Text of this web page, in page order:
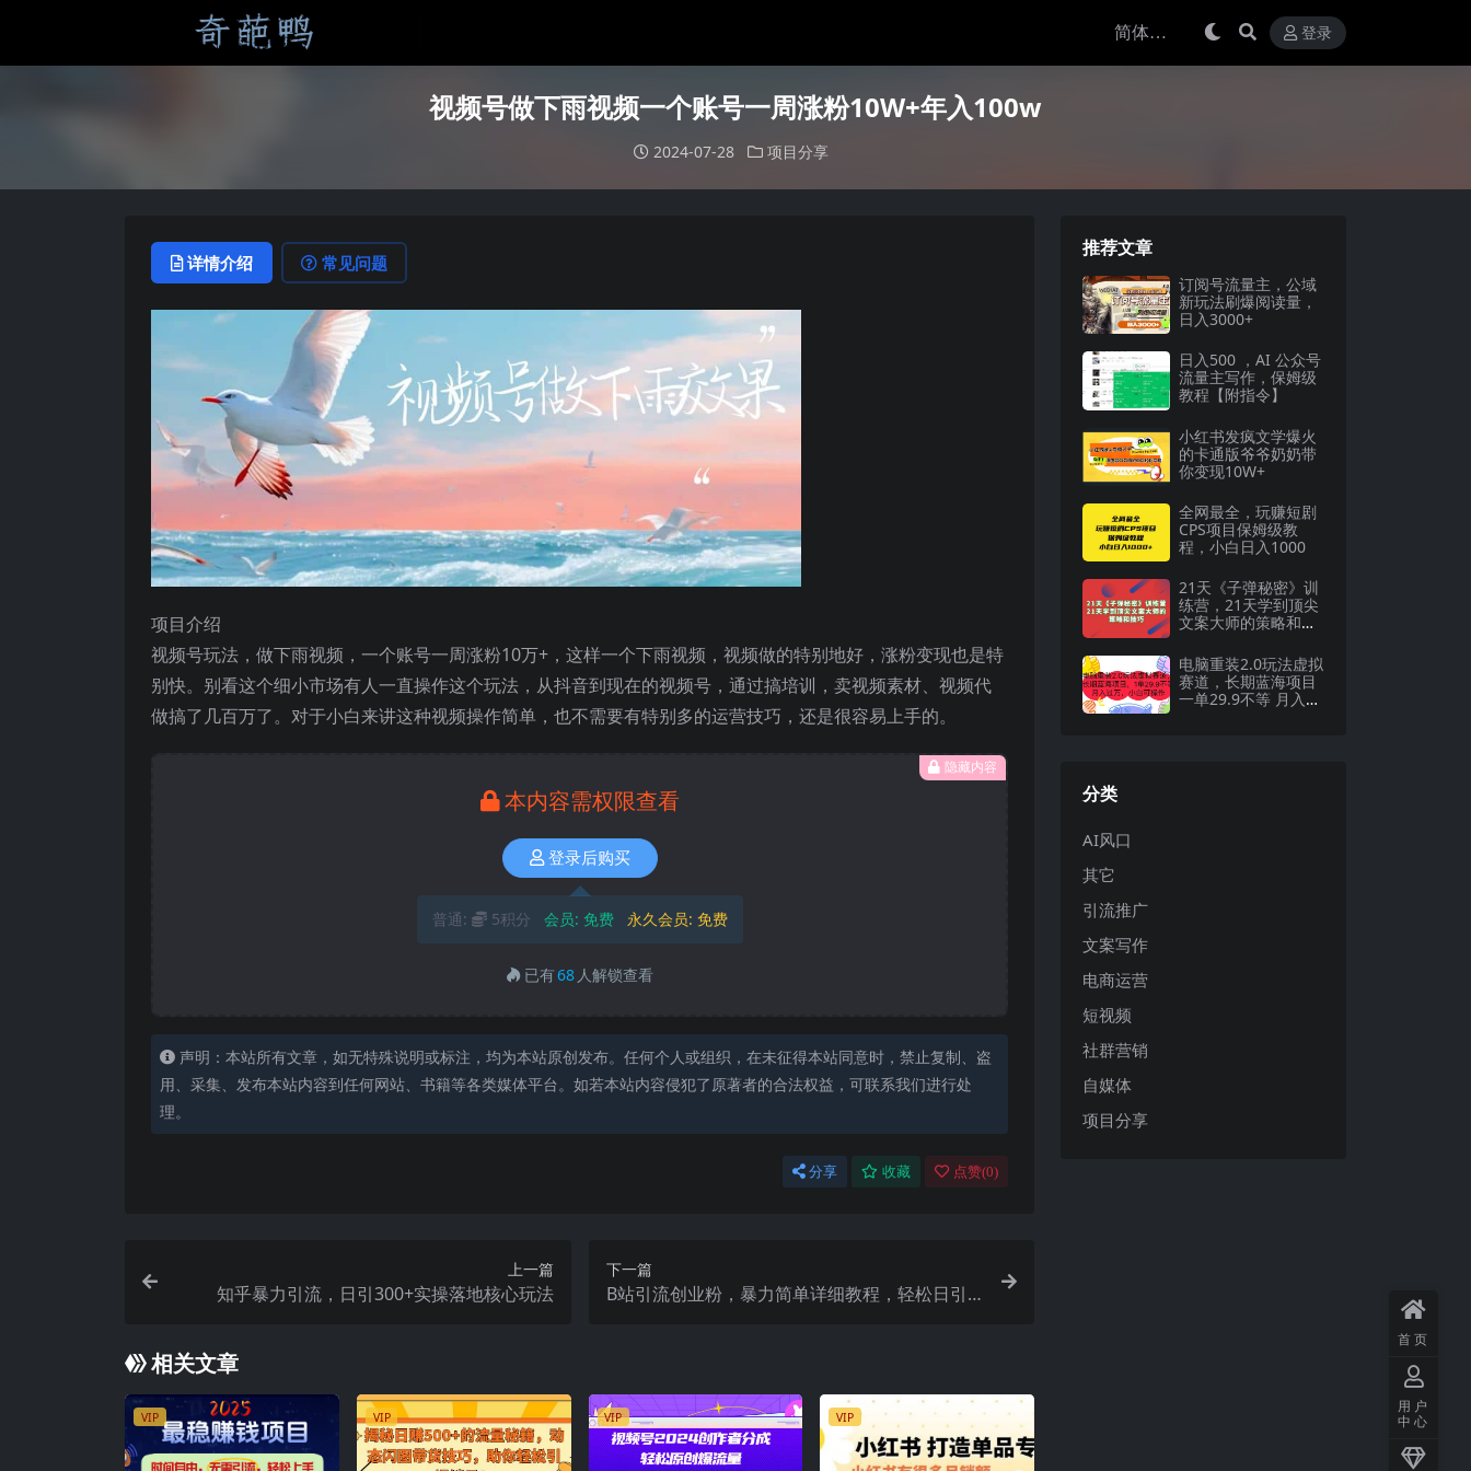
登录
视频号做下雨视频一个账号一周涨粉10W+年入100w
2024-07-28 项目分享
详情介绍 常见问题
项目介绍
视频号玩法，做下雨视频，一个账号一周涨粉10万+，这样一个下雨视频，视频做的特别地好，涨粉变现也是特
别快。别看这个细小市场有人一直操作这个玩法，从抖音到现在的视频号，通过搞培训，卖视频素材、视频代
做搞了几百万了。对于小白来讲这种视频操作简单，也不需要有特别多的运营技巧，还是很容易上手的。
隐藏内容
本内容需权限查看
登录后购买
普通: 5积分 会员: 免费 永久会员: 免费
已有68 人解锁查看
声明：本站所有文章，如无特殊说明或标注，均为本站原创发布。任何个人或组织，在未征得本站同意时，禁止复制、盗
用、采集、发布本站内容到任何网站、书籍等各类媒体平台。如若本站内容侵犯了原著者的合法权益，可联系我们进行处
理。
分享 收藏 点赞(0)
上一篇
知乎暴力引流，日引300+实操落地核心玩法
下一篇
B站引流创业粉，暴力简单详细教程，轻松日引
相关文章
VIP VIP VIP VIP
推荐文章
订阅号流量主，公域
新玩法刷爆阅读量，
日入3000+
日入500 ，AI 公众号
流量主写作，保姆级
教程【附指令】
小红书发疯文学爆火
的卡通版爷爷奶奶带
你变现10W+
全网最全，玩赚短剧
CPS项目保姆级教
程，小白日入1000
21天《子弹秘密》训
练营，21天学到顶尖
文案大师的策略和技
电脑重装2.0玩法虚拟
赛道，长期蓝海项目
一单29.9不等 月入过
分类
AI风口
其它
引流推广
文案写作
电商运营
短视频
社群营销
自媒体
项目分享
首页
用户
中心